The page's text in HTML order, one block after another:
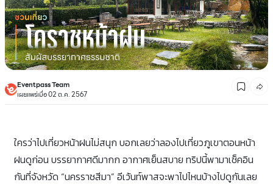
Eventpass Team
เผยแพร่เมื่อ 02 ต.ค. 2567
ใครว่าไปเที่ยวหน้าฝนไม่สนุก บอกเลยว่าลองไปเที่ยวภูเขาตอนหน้า
ฝนดูก่อน บรรยากาศดีมากก อากาศเย็นสบาย ทริปนี้พามาเช็คอิน
กันที่จังหวัด “นครราชสีมา” อีเว้นท์พาสจะพาไปไหนบ้างไปดูกันเลย